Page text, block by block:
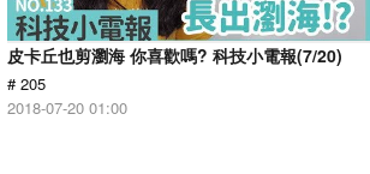
皮卡丘也剪瀏海 你喜歡嗎? 科技小電報(7/20)
# 205
2018-07-20 01:00